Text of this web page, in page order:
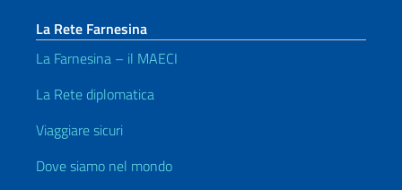
La Rete Farnesina
La Farnesina – il MAECI
La Rete diplomatica
Viaggiare sicuri
Dove siamo nel mondo